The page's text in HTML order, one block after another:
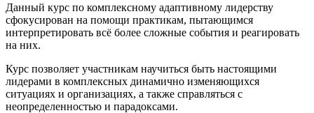
Данный курс по комплексному адаптивному лидерству
сфокусирован на помощи практикам, пытающимся
интерпретировать всё более сложные события и реагировать
на них.
Курс позволяет участникам научиться быть настоящими
лидерами в комплексных динамично изменяющихся
ситуациях и организациях, а также справляться с
неопределенностью и парадоксами.